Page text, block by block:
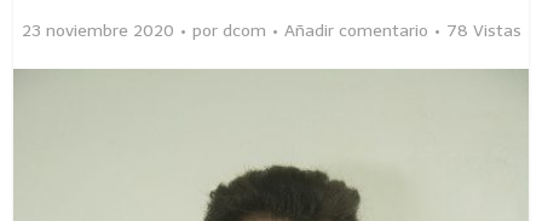
23 noviembre 2020 por dcom Añadir comentario 78 Vistas